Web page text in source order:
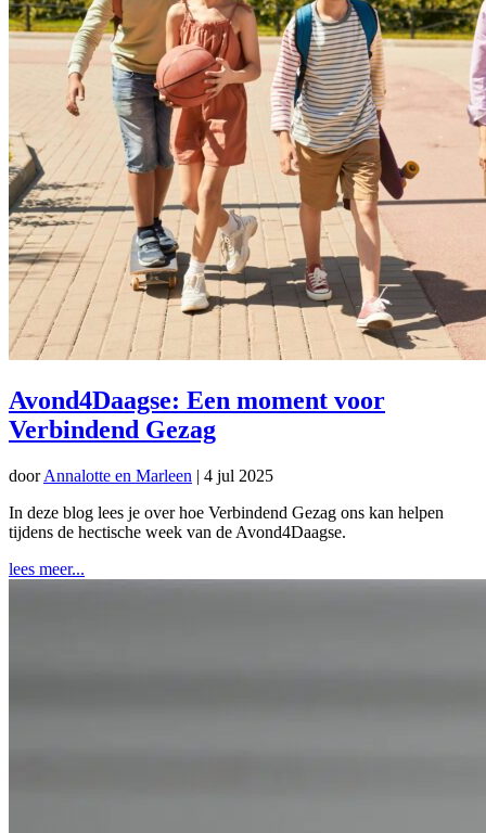
Avond4Daagse: Een moment voor
Verbindend Gezag
doorAnnalotte en Marleen | 4 jul 2025
In deze blog lees je over hoe Verbindend Gezag ons kan helpen
tijdens de hectische week van de Avond4Daagse.
lees meer...